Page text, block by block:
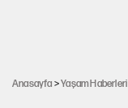
Anasayfa >Yaşam Haberleri